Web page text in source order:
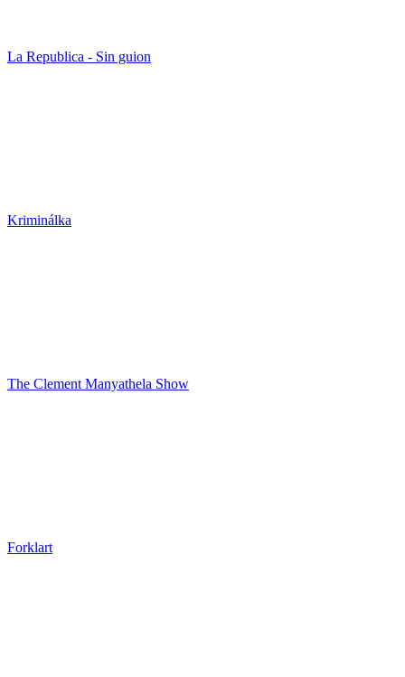
La Republica - Sin guion
Kriminálka
The Clement Manyathela Show
Forklart